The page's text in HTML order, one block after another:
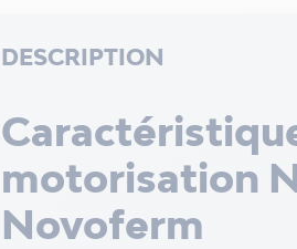
DESCRIPTION
motorisation
Novoferm